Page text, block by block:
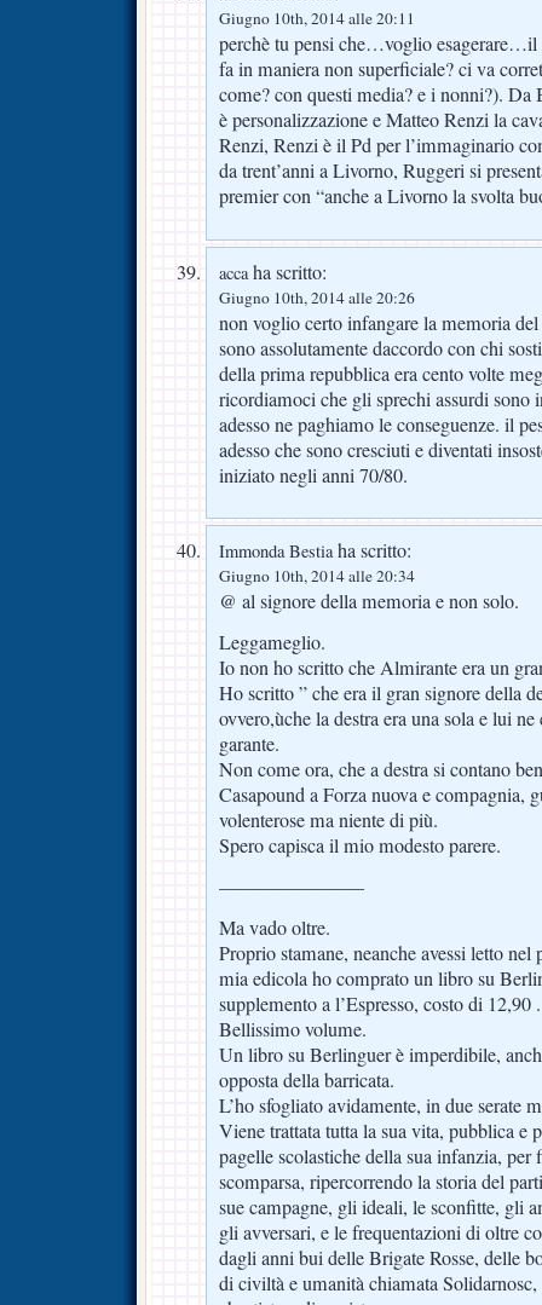
Giugno 10th, 2014 alle 20:11
perchè tu pensi che…voglio esagerare…il
fa in maniera non superficiale? ci va
come? con questi media? e i nonni?).
è personalizzazione e Matteo Renzi la
Renzi, Renzi è il Pd per l’immaginario
da trent’anni a Livorno, Ruggeri si
premier con “anche a Livorno la svolta
accaha scritto:
Giugno 10th, 2014 alle 20:26
non voglio certo infangare la memoria
sono assolutamente daccordo con chi
della prima repubblica era cento volte
ricordiamoci che gli sprechi assurdi sono
adesso ne paghiamo le conseguenze. il
adesso che sono cresciuti e diventati
iniziato negli anni 70/80.
Immonda Bestiaha scritto:
Giugno 10th, 2014 alle 20:34
@ al signore della memoria e non solo.
Leggameglio.
Io non ho scritto che Almirante era un
Ho scritto ” che era il gran signore della
ovvero,ùche la destra era una sola e lui
garante.
Non come ora, che a destra si contano
Casapound a Forza nuova e compagnia,
volenterose ma niente di più.
Spero capisca il mio modesto parere.
———————–
Ma vado oltre.
Proprio stamane, neanche avessi letto nel
mia edicola ho comprato un libro su
supplemento a l’Espresso, costo di 12,90 .
Bellissimo volume.
Un libro su Berlinguer è imperdibile,
opposta della barricata.
L’ho sfogliato avidamente, in due serate
Viene trattata tutta la sua vita, pubblica e
pagelle scolastiche della sua infanzia,
scomparsa, ripercorrendo la storia del
sue campagne, gli ideali, le sconfitte, gli
gli avversari, e le frequentazioni di oltre
dagli anni bui delle Brigate Rosse, delle
di civiltà e umanità chiamata